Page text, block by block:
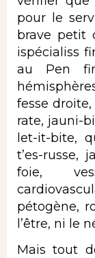
pour le
brave petit
ispécialiss
au Pen
fesse
rate, jauni-
let-it-bite,
t’es-russe,
foie,
pétogène,
l’être, ni le
Mais tout